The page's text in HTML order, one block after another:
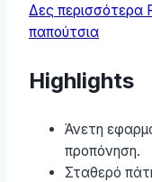
Δες περισσότερα
παπούτσια
Highlights
Άνετη
προπόνηση.
Σταθερό